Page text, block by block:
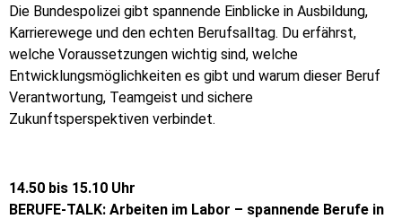
Die Bundespolizei gibt spannende Einblicke in Ausbildung,
Karrierewege und den echten Berufsalltag. Du erfährst,
welche Voraussetzungen wichtig sind, welche
Entwicklungsmöglichkeiten es gibt und warum dieser Beruf
Verantwortung, Teamgeist und sichere
Zukunftsperspektiven verbindet.
14.50 bis 15.10 Uhr
BERUFE-TALK: Arbeiten im Labor – spannende Berufe in